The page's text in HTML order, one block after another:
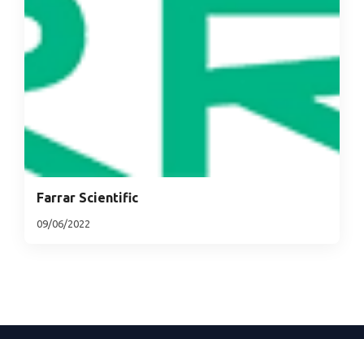
Farrar Scientific
09/06/2022